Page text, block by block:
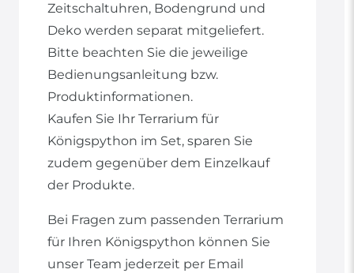
Zeitschaltuhren, Bodengrund und
Deko werden separat mitgeliefert.
Bitte beachten Sie die jeweilige
Bedienungsanleitung bzw.
Produktinformationen.
Kaufen Sie Ihr Terrarium für
Königspython im Set, sparen Sie
zudem gegenüber dem Einzelkauf
der Produkte.
Bei Fragen zum passenden Terrarium
für Ihren Königspython können Sie
unser Team jederzeit per Email